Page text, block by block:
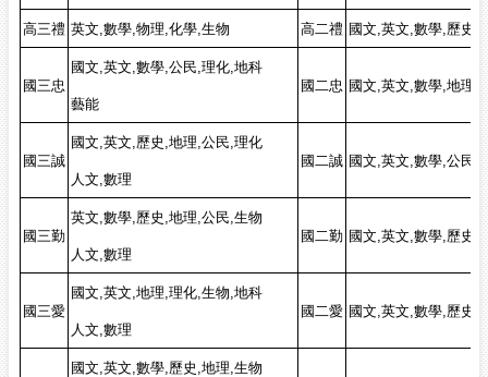
高三禮 英文,數學,物理,化學,生物 高二禮 國文,英文,數學,歷史,
國三忠
國文,英文,數學,公民,理化,地科
國二忠 國文,英文,數學,地理,
藝能
國三誠
國文,英文,歷史,地理,公民,理化
國二誠 國文,英文,數學,公民,
人文,數理
國三勤
英文,數學,歷史,地理,公民,生物
國二勤 國文,英文,數學,歷史,
人文,數理
國三愛
國文,英文,地理,理化,生物,地科
國二愛 國文,英文,數學,歷史,
人文,數理
國文,英文,數學,歷史,地理,生物